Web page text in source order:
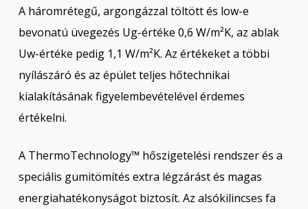
A háromrétegű, argongázzal töltött és low-e
bevonatú üvegezés Ug-értéke 0,6 W/m²K, az ablak
Uw-értéke pedig 1,1 W/m²K. Az értékeket a többi
nyílászáró és az épület teljes hőtechnikai
kialakításának figyelembevételével érdemes
értékelni.
A ThermoTechnology™ hőszigetelési rendszer és a
speciális gumitömítés extra légzárást és magas
energiahatékonyságot biztosít. Az alsókilincses fa